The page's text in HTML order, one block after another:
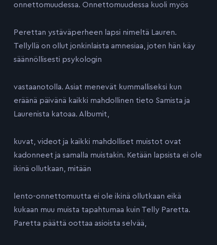
onnettomuudessa. Onnettomuudessa kuoli myös
Perettan ystäväperheen lapsi nimeltä Lauren.
Tellyllä on ollut jonkinlaista amnesiaa, joten hän käy
säännöllisesti psykologin
vastaanotolla. Asiat menevät kummalliseksi kun
eräänä päivänä kaikki mahdollinen tieto Samista ja
Laurenista katoaa. Albumit,
kuvat, videot ja kaikki mahdolliset muistot ovat
kadonneet ja samalla muistakin. Ketään lapsista ei ole
ikinä ollutkaan, mitään
lento-onnettomuutta ei ole ikinä ollutkaan eikä
kukaan muu muista tapahtumaa kuin Telly Paretta.
Paretta päättä oottaa asioista selvää,